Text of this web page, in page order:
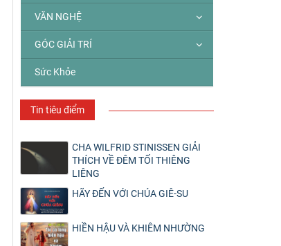
VĂN NGHỆ
GÓC GIẢI TRÍ
Sức Khỏe
Tin tiêu điểm
CHA WILFRID STINISSEN GIẢI
THÍCH VỀ ĐÊM TỐI THIÊNG
LIÊNG
HÃY ĐẾN VỚI CHÚA GIÊ-SU
HIỀN HẬU VÀ KHIÊM NHƯỜNG